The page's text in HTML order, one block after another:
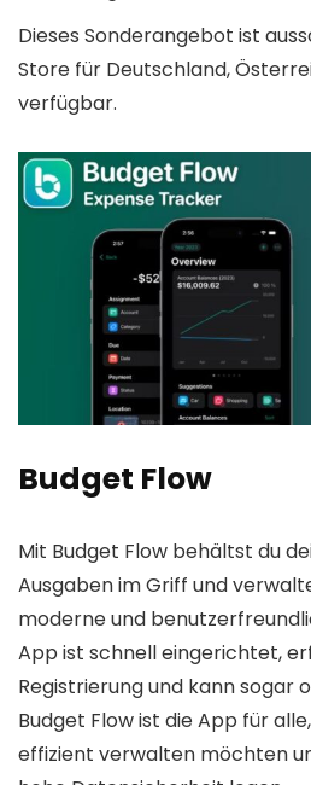
Dieses Sonderangebot ist
Store für Deutschland,
verfügbar.
Budget Flow
Mit Budget Flow behältst du
Ausgaben im Griff und
moderne und
App ist schnell eingerichtet,
Registrierung und kann sogar
Budget Flow ist die App für
effizient verwalten möchten